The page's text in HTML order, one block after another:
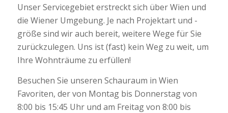
Unser Servicegebiet erstreckt sich über Wien und
die Wiener Umgebung. Je nach Projektart und -
größe sind wir auch bereit, weitere Wege für Sie
zurückzulegen. Uns ist (fast) kein Weg zu weit, um
Ihre Wohnträume zu erfüllen!
Besuchen Sie unseren Schauraum in Wien
Favoriten, der von Montag bis Donnerstag von
8:00 bis 15:45 Uhr und am Freitag von 8:00 bis